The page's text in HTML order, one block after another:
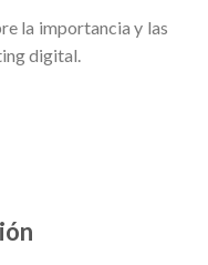
la importancia y las
digital.